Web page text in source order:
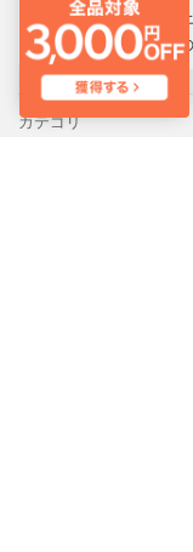
ロコンドは
株主優待等
カテゴリ